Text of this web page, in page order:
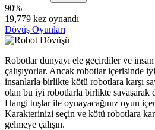
90%
19,779 kez oynandı
Dövüş Oyunları
Robotlar dünyayı ele geçirdiler ve insan
çalışıyorlar. Ancak robotlar içerisinde
insanlarla birlikte kötü robotlara karşı
olan bu iyi robotlarla birlikte savaşarak
Hangi tuşlar ile oynayacağınız oyun
Karakterinizi seçin ve kötü robotlara
gelmeye çalışın.